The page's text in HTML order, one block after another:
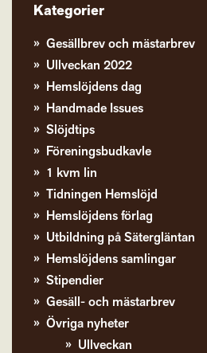
Kategorier
Gesällbrev och mästarbrev
Ullveckan 2022
Hemslöjdens dag
Handmade Issues
Slöjdtips
Föreningsbudkavle
1 kvm lin
Tidningen Hemslöjd
Hemslöjdens förlag
Utbildning på Sätergläntan
Hemslöjdens samlingar
Stipendier
Gesäll- och mästarbrev
Övriga nyheter
Ullveckan